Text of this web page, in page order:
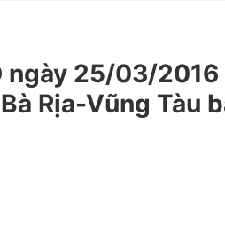
25/03/
Rịa-Vũng Tàu